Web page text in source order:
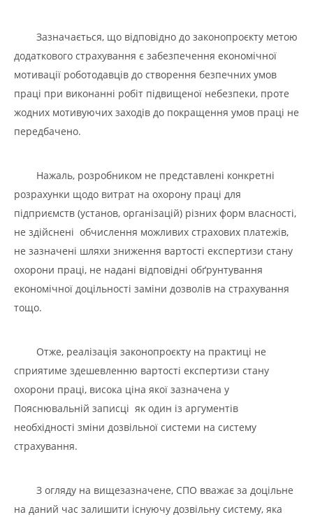
Зазначається, що відповідно до законопроєкту метою
додаткового страхування є забезпечення економічної
мотивації роботодавців до створення безпечних умов
праці при виконанні робіт підвищеної небезпеки, проте
жодних мотивуючих заходів до покращення умов праці не
передбачено.
Нажаль, розробником не представлені конкретні
розрахунки щодо витрат на охорону праці для
підприємств (установ, організацій) різних форм власності,
не здійснені обчислення можливих страхових платежів,
не зазначені шляхи зниження вартості експертизи стану
охорони праці, не надані відповідні обґрунтування
економічної доцільності заміни дозволів на страхування
тощо.
Отже, реалізація законопроєкту на практиці не
сприятиме здешевленню вартості експертизи стану
охорони праці, висока ціна якої зазначена у
Пояснювальній записці як один із аргументів
необхідності зміни дозвільної системи на систему
страхування.
З огляду на вищезазначене, СПО вважає за доцільне
на даний час залишити існуючу дозвільну систему, яка